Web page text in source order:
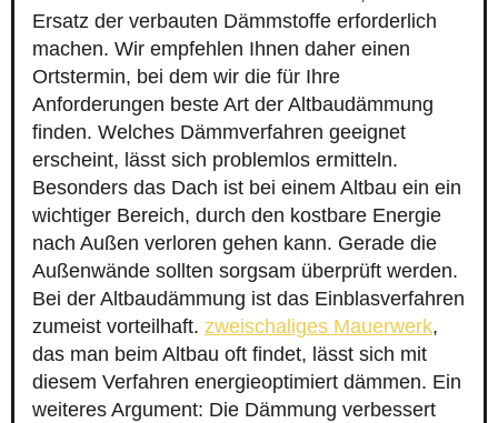
Ersatz der verbauten Dämmstoffe erforderlich
machen. Wir empfehlen Ihnen daher einen
Ortstermin, bei dem wir die für Ihre
Anforderungen beste Art der Altbaudämmung
finden. Welches Dämmverfahren geeignet
erscheint, lässt sich problemlos ermitteln.
Besonders das Dach ist bei einem Altbau ein ein
wichtiger Bereich, durch den kostbare Energie
nach Außen verloren gehen kann. Gerade die
Außenwände sollten sorgsam überprüft werden.
Bei der Altbaudämmung ist das Einblasverfahren
zumeist vorteilhaft. zweischaliges Mauerwerk,
das man beim Altbau oft findet, lässt sich mit
diesem Verfahren energieoptimiert dämmen. Ein
weiteres Argument: Die Dämmung verbessert